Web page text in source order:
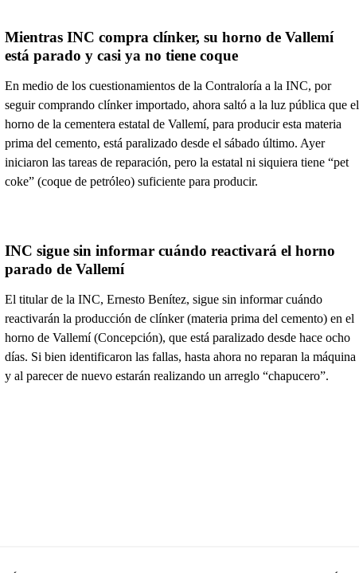
Mientras INC compra clínker, su horno de Vallemí
está parado y casi ya no tiene coque
En medio de los cuestionamientos de la Contraloría a la INC, por
seguir comprando clínker importado, ahora saltó a la luz pública que el
horno de la cementera estatal de Vallemí, para producir esta materia
prima del cemento, está paralizado desde el sábado último. Ayer
iniciaron las tareas de reparación, pero la estatal ni siquiera tiene “pet
coke” (coque de petróleo) suficiente para producir.
INC sigue sin informar cuándo reactivará el horno
parado de Vallemí
El titular de la INC, Ernesto Benítez, sigue sin informar cuándo
reactivarán la producción de clínker (materia prima del cemento) en el
horno de Vallemí (Concepción), que está paralizado desde hace ocho
días. Si bien identificaron las fallas, hasta ahora no reparan la máquina
y al parecer de nuevo estarán realizando un arreglo “chapucero”.